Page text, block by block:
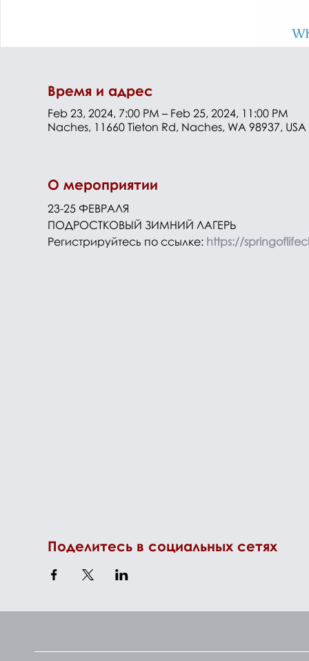
Время и адрес
Feb 23, 2024, 7:00 PM – Feb 25, 2024, 11:00 PM
Naches, 11660 Tieton Rd, Naches, WA 98937, USA
О мероприятии
23-25 ФЕВРАЛЯ
ПОДРОСТКОВЫЙ ЗИМНИЙ ЛАГЕРЬ
Регистрируйтесь по ссылке: https://
Поделитесь в социальных сетях